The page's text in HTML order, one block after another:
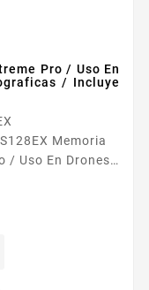
Pro / Uso En
/ Incluye
Memoria
/ Uso En Drones
para
Disfruta de
y